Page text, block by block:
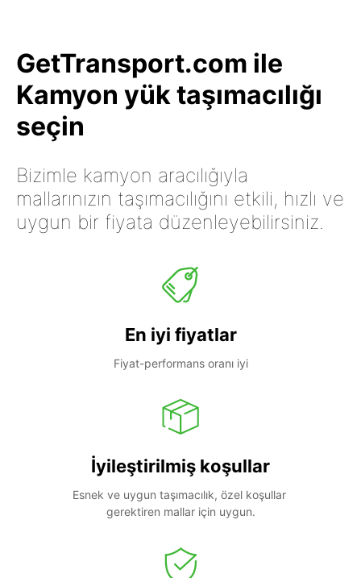
GetTransport.com ile
Kamyon yük taşımacılığı
seçin
Bizimle kamyon aracılığıyla
mallarınızın taşımacılığını etkili, hızlı ve
uygun bir fiyata düzenleyebilirsiniz.
En iyi fiyatlar
Fiyat-performans oranı iyi
İyileştirilmiş koşullar
Esnek ve uygun taşımacılık, özel koşullar
gerektiren mallar için uygun.